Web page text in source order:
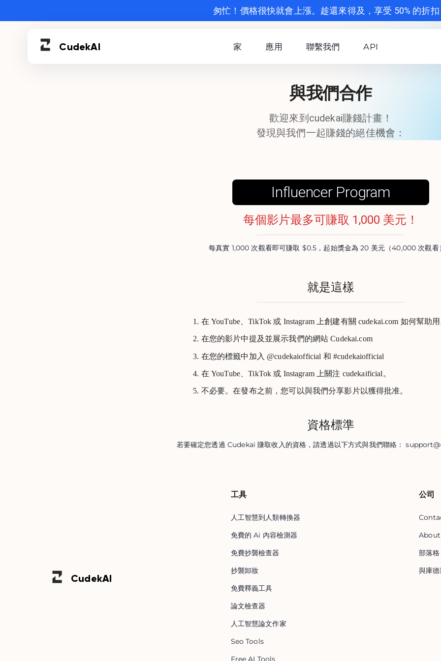
匆忙！價格很快就會上漲。趁還來得及，享受 50% 的折扣
CudekAI 家 應用 聯繫我們 API
與我們合作
歡迎來到cudekai賺錢計畫！
發現與我們一起賺錢的絕佳機會：
Influencer Program
每個影片最多可賺取 1,000 美元！
每真實 1,000 次觀看即可賺取 $0.5，起始獎金為 20 美元（40,000 次觀看
就是這樣
在 YouTube、TikTok 或 Instagram 上創建有關 cudekai.com 如何幫助用
在您的影片中提及並展示我們的網站 Cudekai.com
在您的標籤中加入 @cudekaiofficial 和 #cudekaiofficial
在 YouTube、TikTok 或 Instagram 上關注 cudekaificial。
不必要。在發布之前，您可以與我們分享影片以獲得批准。
資格標準
若要確定您透過 Cudekai 賺取收入的資格，請透過以下方式與我們聯絡：
CudekAI
工具
人工智慧到人類轉換器
免費的 Ai 內容檢測器
免費抄襲檢查器
抄襲卸妝
免費釋義工具
論文檢查器
人工智慧論文作家
Seo Tools
Free AI Tools
公司
部落格
與庫